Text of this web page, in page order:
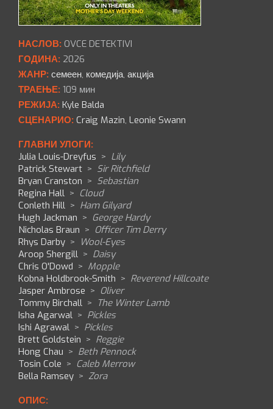
НАСЛОВ: OVCE DETEKTIVI
ГОДИНА: 2026
ЖАНР: семеен, комедија, акција
ТРАЕЊЕ: 109 мин
РЕЖИЈА: Kyle Balda
СЦЕНАРИО: Craig Mazin, Leonie Swann
ГЛАВНИ УЛОГИ:
Julia Louis-Dreyfus > Lily
Patrick Stewart > Sir Ritchfield
Bryan Cranston > Sebastian
Regina Hall > Cloud
Conleth Hill > Ham Gilyard
Hugh Jackman > George Hardy
Nicholas Braun > Officer Tim Derry
Rhys Darby > Wool-Eyes
Aroop Shergill > Daisy
Chris O'Dowd > Mopple
Kobna Holdbrook-Smith > Reverend Hillcoate
Jasper Ambrose > Oliver
Tommy Birchall > The Winter Lamb
Isha Agarwal > Pickles
Ishi Agrawal > Pickles
Brett Goldstein > Reggie
Hong Chau > Beth Pennock
Tosin Cole > Caleb Merrow
Bella Ramsey > Zora
ОПИС: